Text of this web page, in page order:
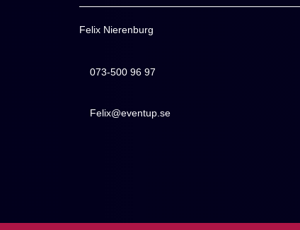
Felix Nierenburg
073-500 96 97
073-500 96 97
Felix@eventup.se
Felix@eventup.se